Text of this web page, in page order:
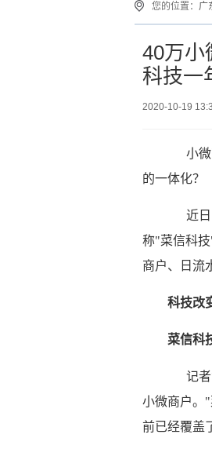
您的位置： 广
40万小
科技一
2020-10-19
小微
的一体化？
近日
称"菜信科
商户、日流
科技改
菜信科
记者
小微商户。
前已经覆盖